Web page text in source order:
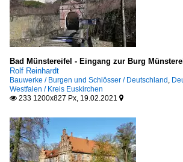
Bad Münstereifel - Eingang zur Burg
Rolf Reinhardt
Bauwerke / Burgen und Schlösser / Deutschland
Westfalen / Kreis Euskirchen
 233 1200x827 Px, 19.02.2021 